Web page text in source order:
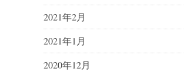
2021年2月
2021年1月
2020年12月